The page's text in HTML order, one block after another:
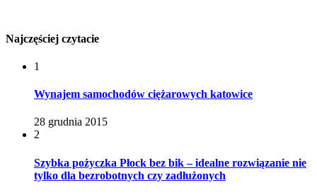
Najczęściej czytacie
1
Wynajem samochodów ciężarowych katowice
28 grudnia 2015
2
Szybka pożyczka Płock bez bik – idealne rozwiązanie nie
tylko dla bezrobotnych czy zadłużonych